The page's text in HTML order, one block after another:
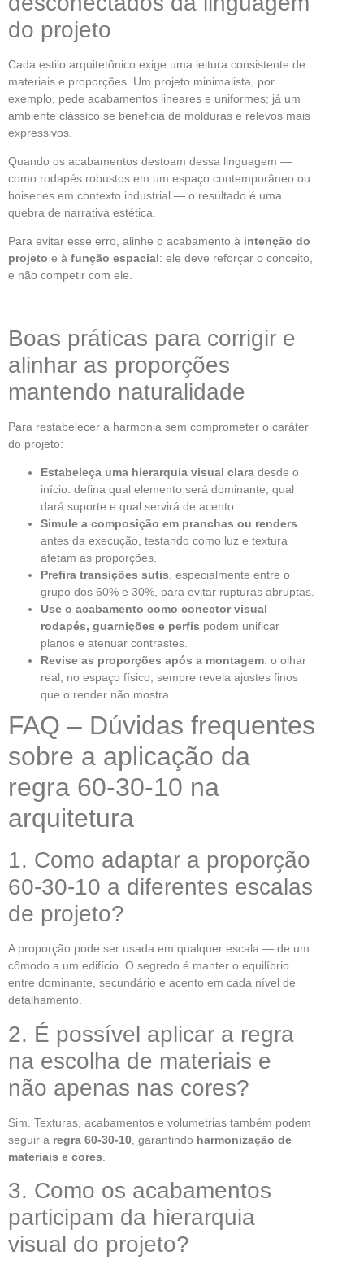
do projeto
Cada estilo arquitetônico exige uma leitura consistente de
materiais e proporções. Um projeto minimalista, por
exemplo, pede acabamentos lineares e uniformes; já um
ambiente clássico se beneficia de molduras e relevos mais
expressivos.
Quando os acabamentos destoam dessa linguagem —
como rodapés robustos em um espaço contemporâneo ou
boiseries em contexto industrial — o resultado é uma
quebra de narrativa estética.
Para evitar esse erro, alinhe o acabamento à intenção do
projeto e à função espacial: ele deve reforçar o conceito,
e não competir com ele.
Boas práticas para corrigir e
alinhar as proporções
mantendo naturalidade
Para restabelecer a harmonia sem comprometer o caráter
do projeto:
Estabeleça uma hierarquia visual clara desde o
início: defina qual elemento será dominante, qual
dará suporte e qual servirá de acento.
Simule a composição em pranchas ou renders
antes da execução, testando como luz e textura
afetam as proporções.
Prefira transições sutis , especialmente entre o
grupo dos 60% e 30%, para evitar rupturas abruptas.
Use o acabamento como conector visual —
rodapés, guarnições e perfis podem unificar
planos e atenuar contrastes.
Revise as proporções após a montagem: o olhar
real, no espaço físico, sempre revela ajustes finos
que o render não mostra.
FAQ – Dúvidas frequentes
sobre a aplicação da
regra 60-30-10 na
arquitetura
1. Como adaptar a proporção
60-30-10 a diferentes escalas
de projeto?
A proporção pode ser usada em qualquer escala — de um
cômodo a um edifício. O segredo é manter o equilíbrio
entre dominante, secundário e acento em cada nível de
detalhamento.
2. É possível aplicar a regra
na escolha de materiais e
não apenas nas cores?
Sim. Texturas, acabamentos e volumetrias também podem
seguir a regra 60-30-10 , garantindo harmonização de
materiais e cores
3. Como os acabamentos
participam da hierarquia
visual do projeto?